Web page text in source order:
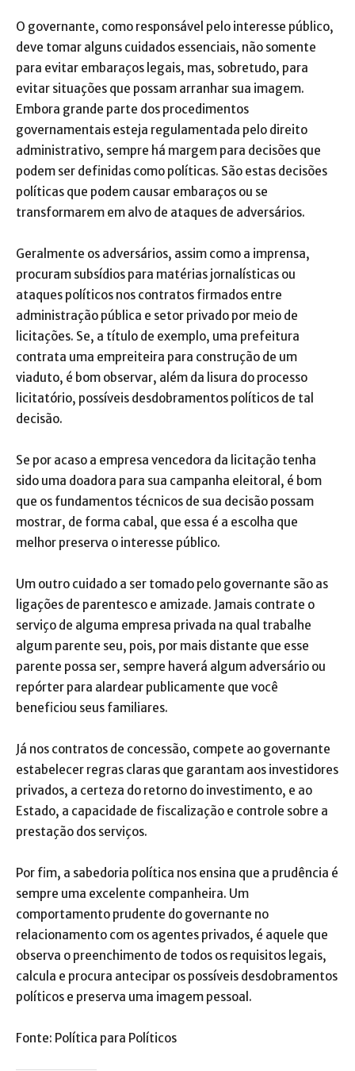
O governante, como responsável pelo interesse público,
deve tomar alguns cuidados essenciais, não somente
para evitar embaraços legais, mas, sobretudo, para
evitar situações que possam arranhar sua imagem.
Embora grande parte dos procedimentos
governamentais esteja regulamentada pelo direito
administrativo, sempre há margem para decisões que
podem ser definidas como políticas. São estas decisões
políticas que podem causar embaraços ou se
transformarem em alvo de ataques de adversários.
Geralmente os adversários, assim como a imprensa,
procuram subsídios para matérias jornalísticas ou
ataques políticos nos contratos firmados entre
administração pública e setor privado por meio de
licitações. Se, a título de exemplo, uma prefeitura
contrata uma empreiteira para construção de um
viaduto, é bom observar, além da lisura do processo
licitatório, possíveis desdobramentos políticos de tal
decisão.
Se por acaso a empresa vencedora da licitação tenha
sido uma doadora para sua campanha eleitoral, é bom
que os fundamentos técnicos de sua decisão possam
mostrar, de forma cabal, que essa é a escolha que
melhor preserva o interesse público.
Um outro cuidado a ser tomado pelo governante são as
ligações de parentesco e amizade. Jamais contrate o
serviço de alguma empresa privada na qual trabalhe
algum parente seu, pois, por mais distante que esse
parente possa ser, sempre haverá algum adversário ou
repórter para alardear publicamente que você
beneficiou seus familiares.
Já nos contratos de concessão, compete ao governante
estabelecer regras claras que garantam aos investidores
privados, a certeza do retorno do investimento, e ao
Estado, a capacidade de fiscalização e controle sobre a
prestação dos serviços.
Por fim, a sabedoria política nos ensina que a prudência é
sempre uma excelente companheira. Um
comportamento prudente do governante no
relacionamento com os agentes privados, é aquele que
observa o preenchimento de todos os requisitos legais,
calcula e procura antecipar os possíveis desdobramentos
políticos e preserva uma imagem pessoal.
Fonte: Política para Políticos